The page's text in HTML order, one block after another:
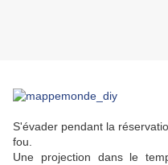
S'évader pendant la
fou.
Une projection dans le